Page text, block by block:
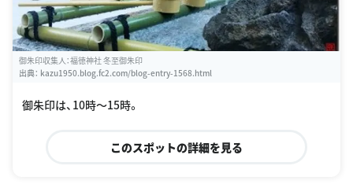
御朱印収集人：福徳神社 冬至御朱印
出典： kazu1950.blog.fc2.com/blog-entry-1568.html
御朱印は、10時〜15時。
このスポットの詳細を見る